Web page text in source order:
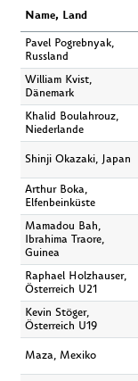
Name, Land
Pavel Pogrebnyak,
Russland
William Kvist,
Dänemark
Khalid Boulahrouz,
Niederlande
Shinji Okazaki, Japan
Arthur Boka,
Elfenbeinküste
Mamadou Bah,
Ibrahima Traore,
Guinea
Raphael Holzhauser,
Österreich U21
Kevin Stöger,
Österreich U19
Maza, Mexiko